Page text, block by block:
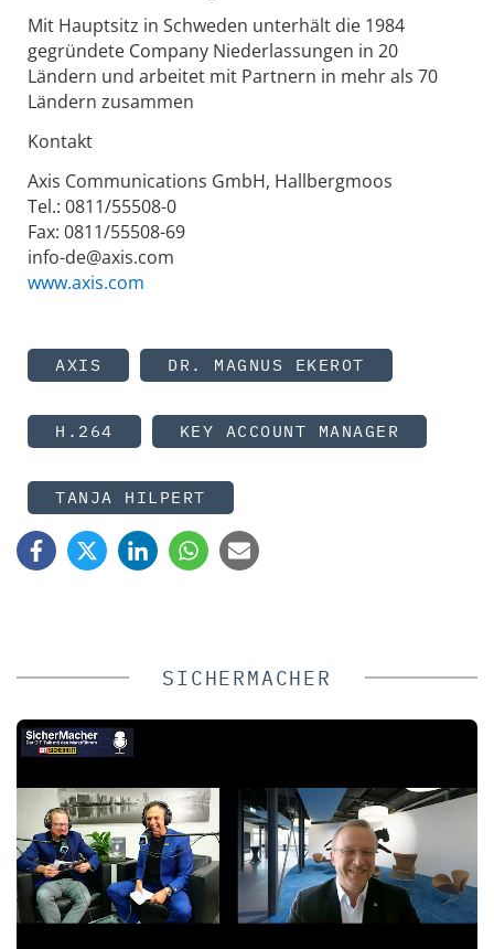
Mit Hauptsitz in Schweden unterhält die 1984
gegründete Company Niederlassungen in 20
Ländern und arbeitet mit Partnern in mehr als 70
Ländern zusammen
Kontakt
Axis Communications GmbH, Hallbergmoos
Tel.: 0811/55508-0
Fax: 0811/55508-69
info-de@axis.com
www.axis.com
AXIS DR. MAGNUS EKEROT
H.264 KEY ACCOUNT MANAGER
TANJA HILPERT
SICHERMACHER